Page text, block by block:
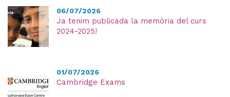
06/07/2026
Ja tenim publicada la memòria del curs
2024-2025!
01/07/2026
Cambridge Exams